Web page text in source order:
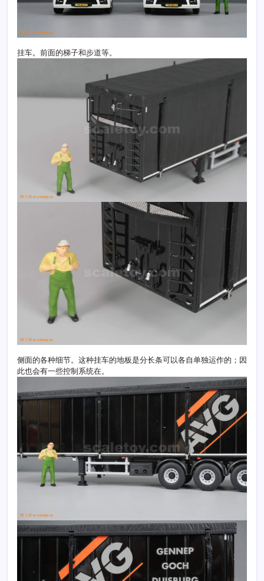
挂车。前面的梯子和步道等。
侧面的各种细节。这种挂车的地板是分长条可以各自单独运作的；因
此也会有一些控制系统在。